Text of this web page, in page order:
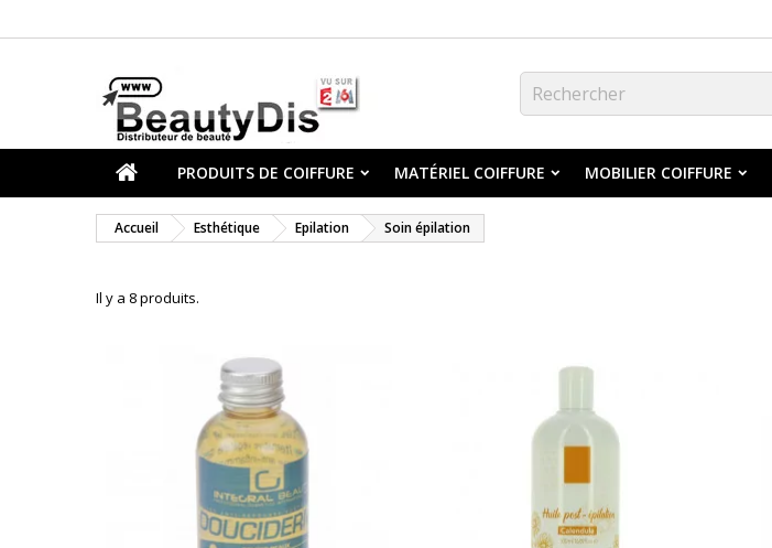
PRODUITS DE COIFFURE MATÉRIEL COIFFURE MOBILIER COIFFURE
Accueil Esthétique Epilation Soin épilation
Il y a 8 produits.